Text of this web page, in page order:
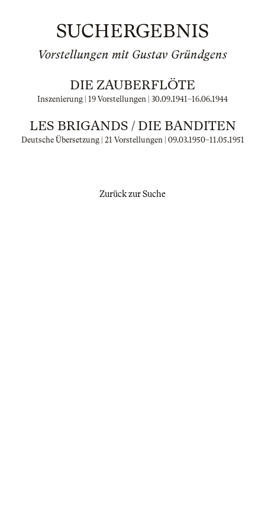
SUCHERGEBNIS
Vorstellungen mit Gustav Gründgens
DIE ZAUBERFLÖTE
Inszenierung | 19 Vorstellungen | 30.09.1941–16.06.1944
LES BRIGANDS / DIE BANDITEN
Deutsche Übersetzung | 21 Vorstellungen | 09.03.1950–11.05.1951
Zurück zur Suche